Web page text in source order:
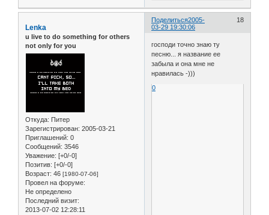
Поделиться 18
2005-
03-29 19:30:06
Lenka
u live to do something for others
not only for you
Откуда: Питер
Зарегистрирован: 2005-03-21
Приглашений: 0
Сообщений: 3546
Уважение: [+0/-0]
Позитив: [+0/-0]
Возраст: 46 [1980-07-06]
Провел на форуме:
Не определено
Последний визит:
2013-07-02 12:28:11
господи точно знаю ту
песню... я название ее
забыла и она мне не
нравилась -)))
0